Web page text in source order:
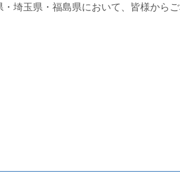
埼玉県・福島県において、皆様からご